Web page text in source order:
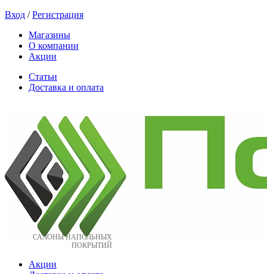
Вход /Регистрация
Магазины
О компании
Акции
Статьи
Доставка и оплата
САЛОНЫ НАПОЛЬНЫХ
ПОКРЫТИЙ
Акции